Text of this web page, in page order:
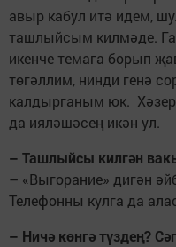
авыр кабул итә идем,
ташлыйсым килмәде.
икенче темага борып
төгәллим, нинди генә
калдырганым юк. Хәзер
да ияләшәсең икән ул.
– Ташлыйсы килгән
– «Выгорание» дигән
Телефонны кулга да
– Ничә көнгә түздең?